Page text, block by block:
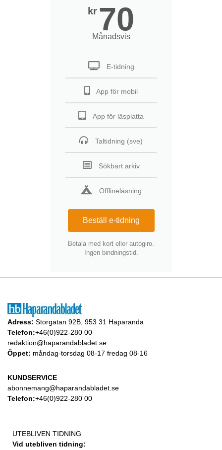
kr 70
Månadsvis
E-tidning
App för mobil
App för läsplatta
Taltidning (sve)
Sökbart arkiv
Offlineläsning
Beställ e-tidning
Betala med kort eller autogiro.
Ingen bindningstid.
Adress: Storgatan 92B, 953 31 Haparanda
Telefon:+46(0)922-280 00
redaktion@haparandabladet.se
Öppet: måndag-torsdag 08-17 fredag 08-16
KUNDSERVICE
abonnemang@haparandabladet.se
Telefon:+46(0)922-280 00
UTEBLIVEN TIDNING
Vid utebliven tidning: